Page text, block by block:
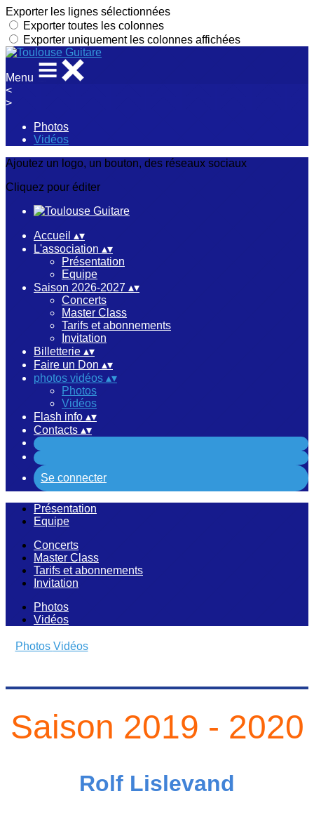
Exporter les lignes sélectionnées
Exporter toutes les colonnes
Exporter uniquement les colonnes affichées
Menu
<
>
Photos
Vidéos
Ajoutez un logo, un bouton, des réseaux sociaux
Cliquez pour éditer
Accueil ▴▾
L'association ▴▾
Présentation
Equipe
Saison 2026-2027 ▴▾
Concerts
Master Class
Tarifs et abonnements
Invitation
Billetterie ▴▾
Faire un Don ▴▾
photos vidéos ▴▾
Photos
Vidéos
Flash info ▴▾
Contacts ▴▾
Se connecter
Présentation
Equipe
Concerts
Master Class
Tarifs et abonnements
Invitation
Photos
Vidéos
Photos Vidéos
Saison 2019 - 2020
Rolf Lislevand